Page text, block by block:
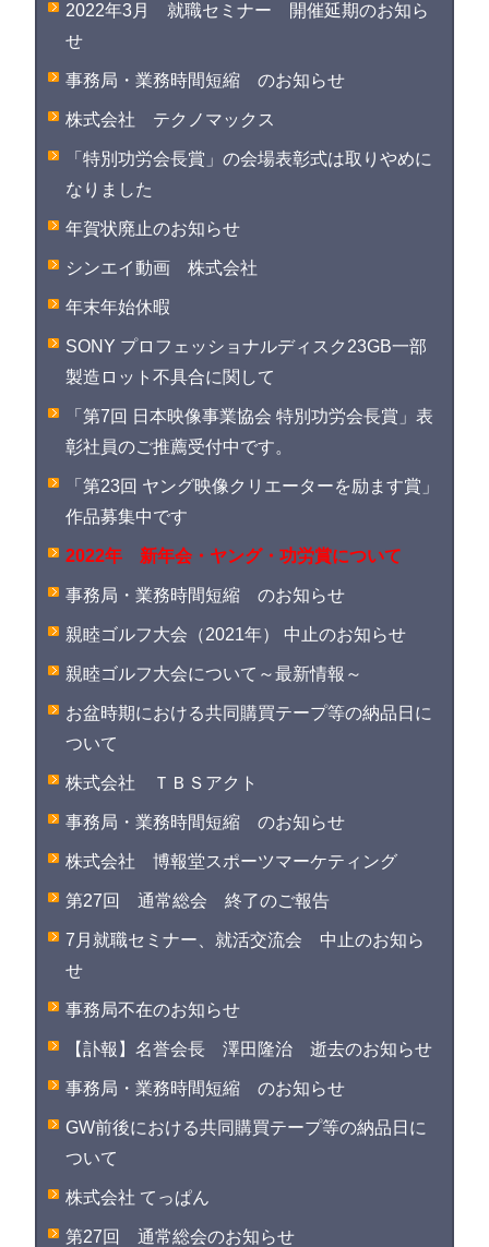
2022年3月 就職セミナー 開催延期のお知ら
せ
事務局・業務時間短縮 のお知らせ
株式会社 テクノマックス
「特別功労会長賞」の会場表彰式は取りやめに
なりました
年賀状廃止のお知らせ
シンエイ動画 株式会社
年末年始休暇
SONY プロフェッショナルディスク23GB一部
製造ロット不具合に関して
「第7回 日本映像事業協会 特別功労会長賞」表
彰社員のご推薦受付中です。
「第23回 ヤング映像クリエーターを励ます賞」
作品募集中です
2022年 新年会・ヤング・功労賞について
事務局・業務時間短縮 のお知らせ
親睦ゴルフ大会（2021年） 中止のお知らせ
親睦ゴルフ大会について～最新情報～
お盆時期における共同購買テープ等の納品日に
ついて
株式会社 ＴＢＳアクト
事務局・業務時間短縮 のお知らせ
株式会社 博報堂スポーツマーケティング
第27回 通常総会 終了のご報告
7月就職セミナー、就活交流会 中止のお知ら
せ
事務局不在のお知らせ
【訃報】名誉会長 澤田隆治 逝去のお知らせ
事務局・業務時間短縮 のお知らせ
GW前後における共同購買テープ等の納品日に
ついて
株式会社 てっぱん
第27回 通常総会のお知らせ